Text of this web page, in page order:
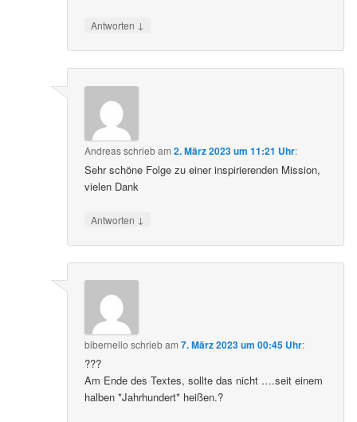
Antworten ↓
Andreasschriebam2. März 2023 um 11:21 Uhr:
Sehr schöne Folge zu einer inspirierenden Mission,
vielen Dank
Antworten ↓
bibernello schriebam7. März 2023 um 00:45 Uhr:
???
Am Ende des Textes, sollte das nicht ….seit einem
halben *Jahrhundert* heißen.?